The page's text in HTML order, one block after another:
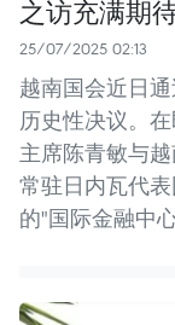
之访充满期
25/07/2025 02:13
越南国会近日
历史性决议。
主席陈青敏与
常驻日内瓦代
的"国际金融中